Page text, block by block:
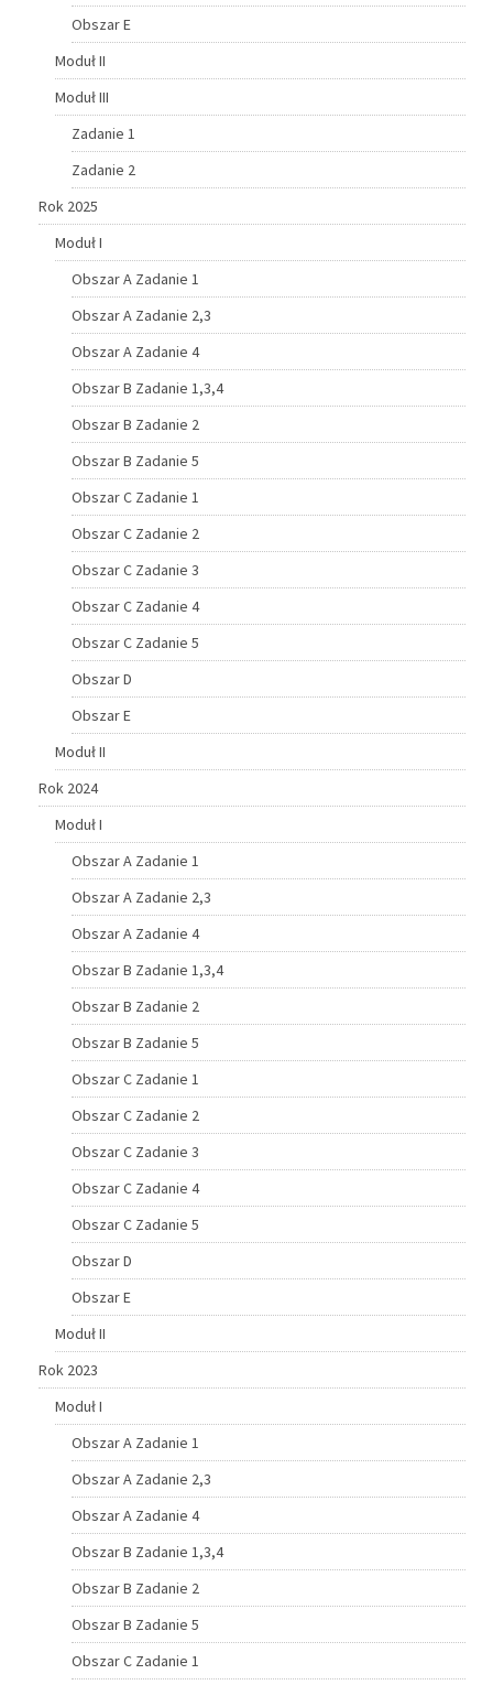
Obszar E
Moduł II
Moduł III
Zadanie 1
Zadanie 2
Rok 2025
Moduł I
Obszar A Zadanie 1
Obszar A Zadanie 2,3
Obszar A Zadanie 4
Obszar B Zadanie 1,3,4
Obszar B Zadanie 2
Obszar B Zadanie 5
Obszar C Zadanie 1
Obszar C Zadanie 2
Obszar C Zadanie 3
Obszar C Zadanie 4
Obszar C Zadanie 5
Obszar D
Obszar E
Moduł II
Rok 2024
Moduł I
Obszar A Zadanie 1
Obszar A Zadanie 2,3
Obszar A Zadanie 4
Obszar B Zadanie 1,3,4
Obszar B Zadanie 2
Obszar B Zadanie 5
Obszar C Zadanie 1
Obszar C Zadanie 2
Obszar C Zadanie 3
Obszar C Zadanie 4
Obszar C Zadanie 5
Obszar D
Obszar E
Moduł II
Rok 2023
Moduł I
Obszar A Zadanie 1
Obszar A Zadanie 2,3
Obszar A Zadanie 4
Obszar B Zadanie 1,3,4
Obszar B Zadanie 2
Obszar B Zadanie 5
Obszar C Zadanie 1